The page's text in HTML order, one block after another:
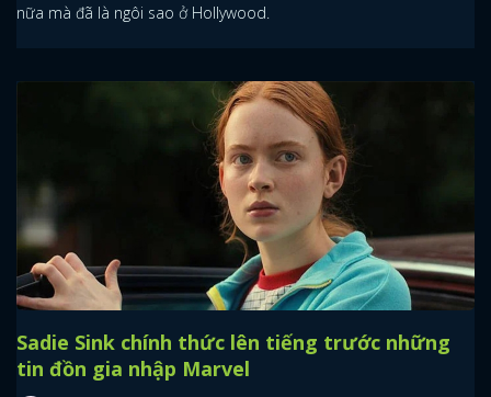
nữa mà đã là ngôi sao ở Hollywood.
Sadie Sink chính thức lên tiếng trước những
tin đồn gia nhập Marvel